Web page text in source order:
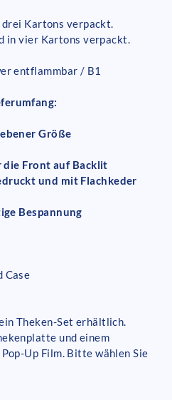
Kartons verpackt.
in vier Kartons verpackt.
entflammbar / B1
Größe
Front auf Backlit
und mit Flachkeder
Bespannung
Case
Theken-Set erhältlich.
und einem
Up Film. Bitte wählen Sie